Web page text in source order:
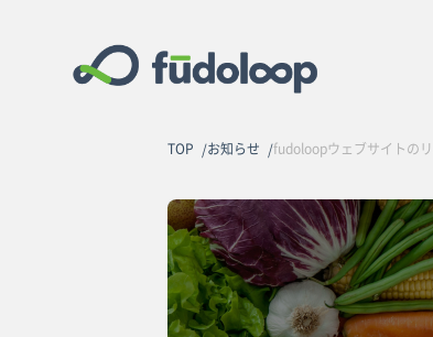
TOP お知らせ fudoloopウェブサイトの